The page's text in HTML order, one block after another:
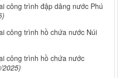
công trình đập dâng nước Phú
công trình hồ chứa nước Núi
công trình hồ chứa nước
2025)